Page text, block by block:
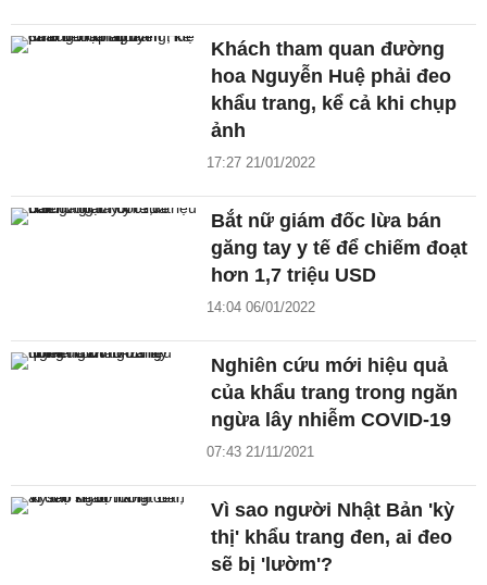
Khách tham quan đường
hoa Nguyễn Huệ phải đeo
khẩu trang, kể cả khi chụp
ảnh
17:27 21/01/2022
Bắt nữ giám đốc lừa bán
găng tay y tế để chiếm đoạt
hơn 1,7 triệu USD
14:04 06/01/2022
Nghiên cứu mới hiệu quả
của khẩu trang trong ngăn
ngừa lây nhiễm COVID-19
07:43 21/11/2021
Vì sao người Nhật Bản 'kỳ
thị' khẩu trang đen, ai đeo
sẽ bị 'lườm'?